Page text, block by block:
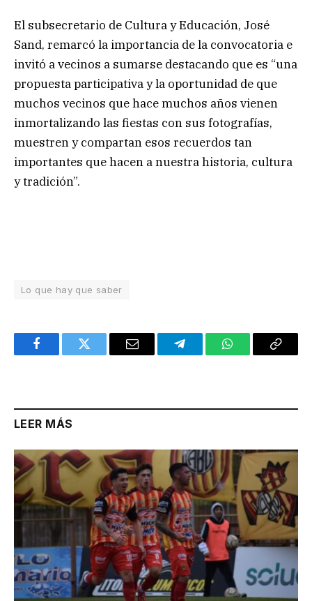
El subsecretario de Cultura y Educación, José
Sand, remarcó la importancia de la convocatoria e
invitó a vecinos a sumarse destacando que es “una
propuesta participativa y la oportunidad de que
muchos vecinos que hace muchos años vienen
inmortalizando las fiestas con sus fotografías,
muestren y compartan esos recuerdos tan
importantes que hacen a nuestra historia, cultura
y tradición”.
Lo que hay que saber
FacebookTwitter Email TelegramWhatsAppCopy
LEER MÁS